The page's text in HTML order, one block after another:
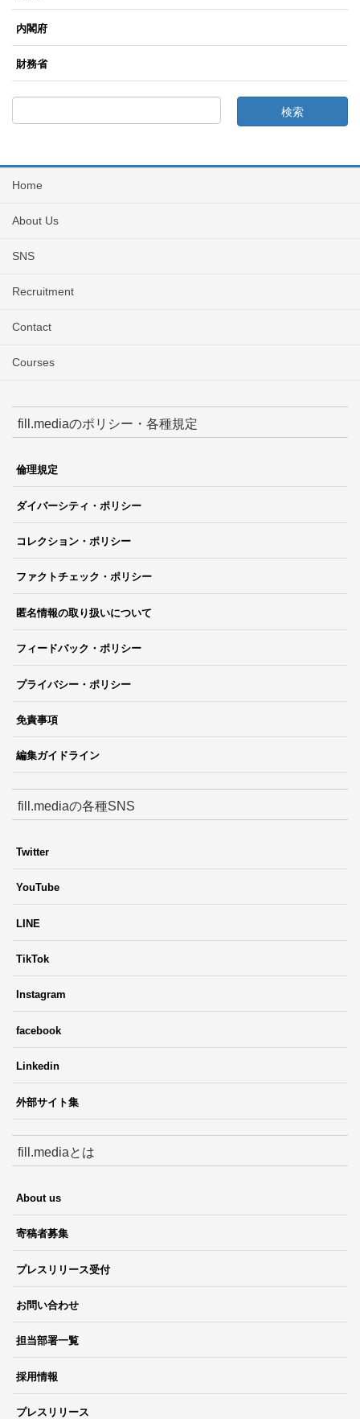
内閣府
財務省
Home
About Us
SNS
Recruitment
Contact
Courses
fill.mediaのポリシー・各種規定
倫理規定
ダイバーシティ・ポリシー
コレクション・ポリシー
ファクトチェック・ポリシー
匿名情報の取り扱いについて
フィードバック・ポリシー
プライバシー・ポリシー
免責事項
編集ガイドライン
fill.mediaの各種SNS
Twitter
YouTube
LINE
TikTok
Instagram
facebook
Linkedin
外部サイト集
fill.mediaとは
About us
寄稿者募集
プレスリリース受付
お問い合わせ
担当部署一覧
採用情報
プレスリリース